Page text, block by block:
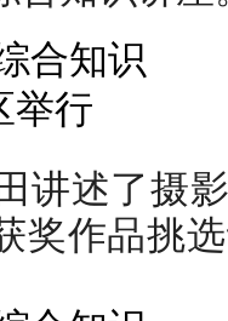
讲述了摄
奖作品挑